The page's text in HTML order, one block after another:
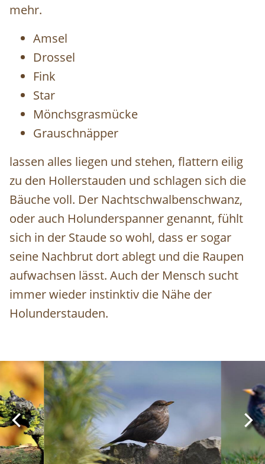
mehr.
Amsel
Drossel
Fink
Star
Mönchsgrasmücke
Grauschnäpper
lassen alles liegen und stehen, flattern eilig
zu den Hollerstauden und schlagen sich die
Bäuche voll. Der Nachtschwalbenschwanz,
oder auch Holunderspanner genannt, fühlt
sich in der Staude so wohl, dass er sogar
seine Nachbrut dort ablegt und die Raupen
aufwachsen lässt. Auch der Mensch sucht
immer wieder instinktiv die Nähe der
Holunderstauden.
Image